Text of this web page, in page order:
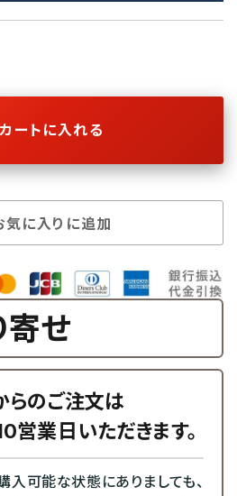
カートに入れる
気に入りに追加
寄せ
らのご注文は
営業日いただきます。
可能な状態にありましても、